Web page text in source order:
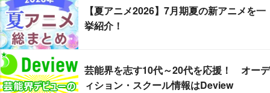
【夏アニメ2026】7月期夏の新アニメを一
挙紹介！
芸能界を志す10代～20代を応援！ オーデ
ィション・スクール情報はDeview